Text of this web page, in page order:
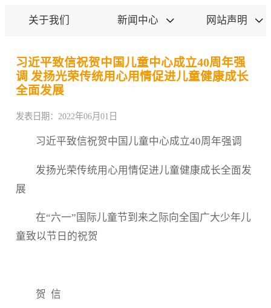
关于我们 新闻中心  网站声明 
​习近平致信祝贺中国儿童中心成立40周年强
调 发扬光荣传统用心用情促进儿童健康成长
全面发展
发表日期：2022年06月01日
习近平致信祝贺中国儿童中心成立40周年强调
发扬光荣传统用心用情促进儿童健康成长全面发
展
在“六一”国际儿童节到来之际向全国广大少年儿
童致以节日的祝贺
贺 信